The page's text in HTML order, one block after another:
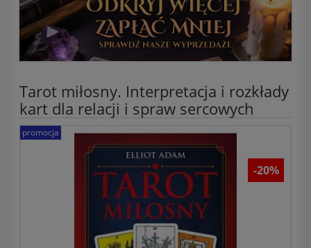
Tarot miłosny. Interpretacja i rozkłady
kart dla relacji i spraw sercowych
promocja
-20%